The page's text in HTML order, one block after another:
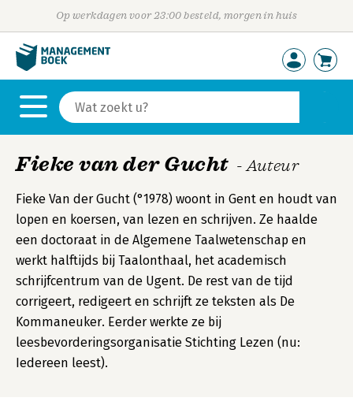
Op werkdagen voor 23:00 besteld, morgen in huis
Fieke van der Gucht - Auteur
Fieke Van der Gucht (°1978) woont in Gent en houdt van
lopen en koersen, van lezen en schrijven. Ze haalde
een doctoraat in de Algemene Taalwetenschap en
werkt halftijds bij Taalonthaal, het academisch
schrijfcentrum van de Ugent. De rest van de tijd
corrigeert, redigeert en schrijft ze teksten als De
Kommaneuker. Eerder werkte ze bij
leesbevorderingsorganisatie Stichting Lezen (nu:
Iedereen leest).